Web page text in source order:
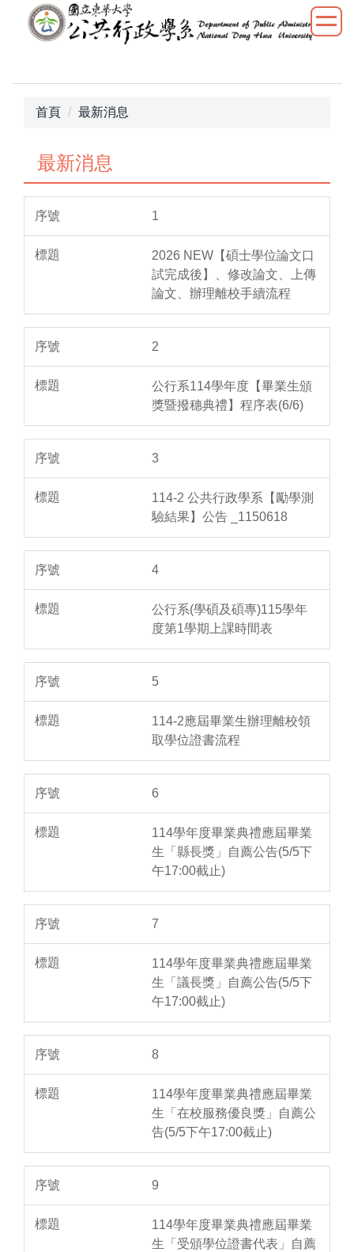
內
首頁 最新消息
最新消息
1
2026 NEW【碩士學位論文口
試完成後】、修改論文、上傳
論文、辦理離校手續流程
2
公行系114學年度【畢業生頒
獎暨撥穗典禮】程序表(6/6)
3
114-2 公共行政學系【勵學測
驗結果】公告 _1150618
4
公行系(學碩及碩專)115學年
度第1學期上課時間表
5
114-2應屆畢業生辦理離校領
取學位證書流程
6
114學年度畢業典禮應屆畢業
生「縣長獎」自薦公告(5/5下
午17:00截止)
7
114學年度畢業典禮應屆畢業
生「議長獎」自薦公告(5/5下
午17:00截止)
8
114學年度畢業典禮應屆畢業
生「在校服務優良獎」自薦公
告(5/5下午17:00截止)
9
114學年度畢業典禮應屆畢業
生「受頒學位證書代表」自薦